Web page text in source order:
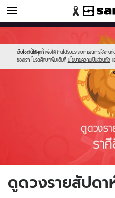
ดูดวง
เว็บไซต์นี้ใช้คุกกี้ เพื่อให้ท่านได้รับประสบการณ์การใช้งาน
ของเรา โปรดศึกษาเพิ่มเติมที่ นโยบายความเป็นส่วนตัว แ
new-
sanook.png
ดูดวงรายสัปดา